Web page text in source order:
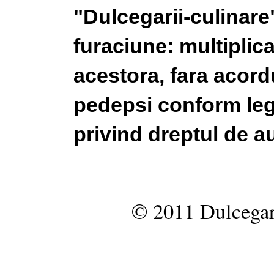
"Dulcegarii-
furaciune:
acestora, fara
pedepsi conform
privind dreptul de
© 2011